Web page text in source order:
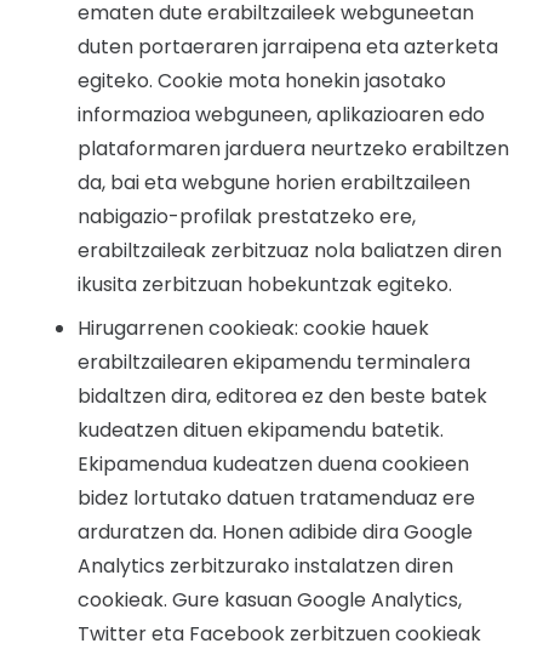
ematen dute erabiltzaileek webguneetan
duten portaeraren jarraipena eta azterketa
egiteko. Cookie mota honekin jasotako
informazioa webguneen, aplikazioaren edo
plataformaren jarduera neurtzeko erabiltzen
da, bai eta webgune horien erabiltzaileen
nabigazio-profilak prestatzeko ere,
erabiltzaileak zerbitzuaz nola baliatzen diren
ikusita zerbitzuan hobekuntzak egiteko.
Hirugarrenen cookieak: cookie hauek
erabiltzailearen ekipamendu terminalera
bidaltzen dira, editorea ez den beste batek
kudeatzen dituen ekipamendu batetik.
Ekipamendua kudeatzen duena cookieen
bidez lortutako datuen tratamenduaz ere
arduratzen da. Honen adibide dira Google
Analytics zerbitzurako instalatzen diren
cookieak. Gure kasuan Google Analytics,
Twitter eta Facebook zerbitzuen cookieak